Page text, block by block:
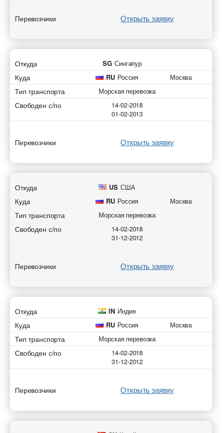
Перевозчики Открыть заявку
Откуда SG Сингапур
Куда RU Россия Москва
Тип транспорта Морская перевозка
Свободен с/по
14-02-2018
01-02-2013
Перевозчики Открыть заявку
Откуда US США
Куда RU Россия Москва
Тип транспорта Морская перевозка
Свободен с/по
14-02-2018
31-12-2012
Перевозчики Открыть заявку
Откуда IN Индия
Куда RU Россия Москва
Тип транспорта Морская перевозка
Свободен с/по
14-02-2018
31-12-2012
Перевозчики Открыть заявку